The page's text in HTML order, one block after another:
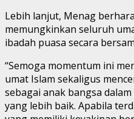
Lebih lanjut, Menag
memungkinkan seluruh
ibadah puasa secara
“Semoga momentum ini
umat Islam sekaligus
sebagai anak bangsa
yang lebih baik. Apabila